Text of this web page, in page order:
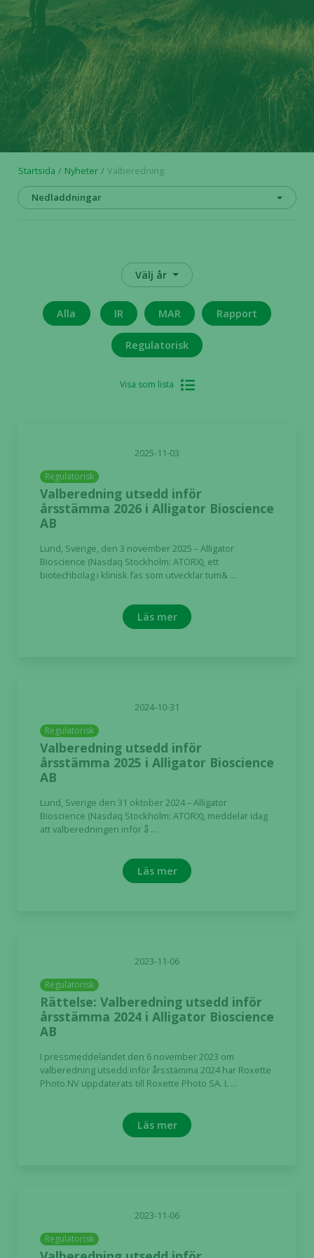
Startsida Nyheter Valberedning
Nedladdningar
Välj år
Alla IR MAR Rapport
Regulatorisk
Visa som lista
2025-11-03
Regulatorisk
Valberedning utsedd inför
årsstämma 2026 i Alligator Bioscience
AB
Lund, Sverige, den 3 november 2025 – Alligator
Bioscience (Nasdaq Stockholm: ATORX), ett
biotechbolag i klinisk fas som utvecklar tum& ...
Läs mer
2024-10-31
Regulatorisk
Valberedning utsedd inför
årsstämma 2025 i Alligator Bioscience
AB
Lund, Sverige den 31 oktober 2024 – Alligator
Bioscience (Nasdaq Stockholm: ATORX), meddelar idag
att valberedningen inför å ...
Läs mer
2023-11-06
Regulatorisk
Rättelse: Valberedning utsedd inför
årsstämma 2024 i Alligator Bioscience
AB
I pressmeddelandet den 6 november 2023 om
valberedning utsedd inför årsstämma 2024 har Roxette
Photo NV uppdaterats till Roxette Photo SA. L ...
Läs mer
2023-11-06
Regulatorisk